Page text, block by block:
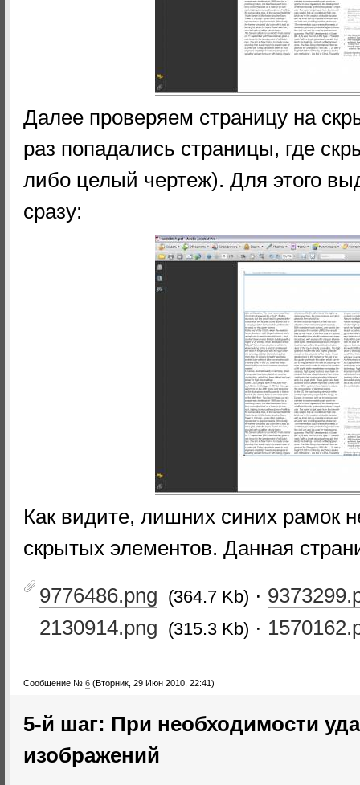
Далее проверяем страницу на
раз попадались страницы, где
либо целый чертеж). Для этого
сразу:
Как видите, лишних синих рамок
скрытых элементов. Данная
9776486.png (364.7 Kb) ·
2130914.png (315.3 Kb) ·
Сообщение № 6 (Вторник, 29 Июн 2010, 22:41)
5-й шаг: При необходимости
изображений